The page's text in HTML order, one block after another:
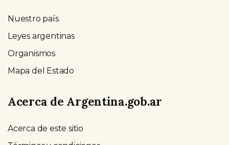
Nuestro país
Leyes argentinas
Organismos
Mapa del Estado
Acerca de Argentina.gob.ar
Acerca de este sitio